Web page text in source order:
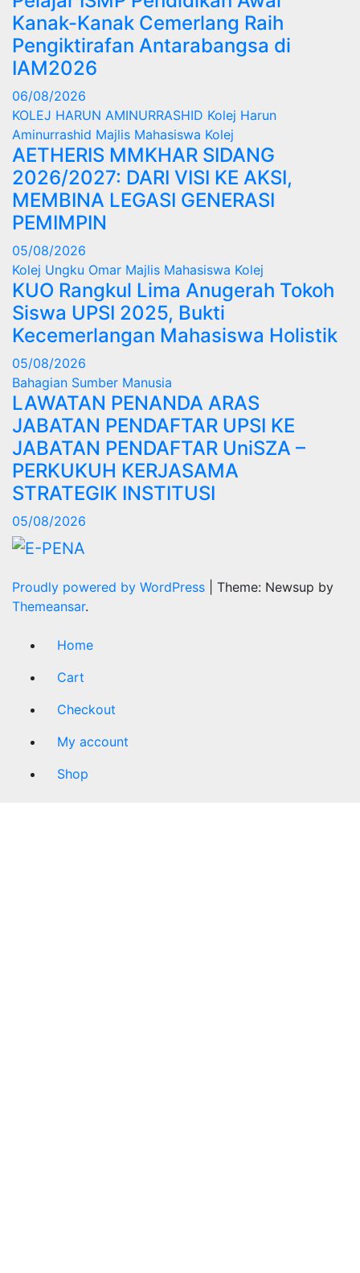
Kanak-Kanak Cemerlang Raih
Pengiktirafan Antarabangsa di
IAM2026
06/08/2026
KOLEJ HARUN AMINURRASHID Kolej Harun
Aminurrashid Majlis Mahasiswa Kolej
AETHERIS MMKHAR SIDANG
2026/2027: DARI VISI KE AKSI,
MEMBINA LEGASI GENERASI
PEMIMPIN
05/08/2026
Kolej Ungku Omar Majlis Mahasiswa Kolej
KUO Rangkul Lima Anugerah Tokoh
Siswa UPSI 2025, Bukti
Kecemerlangan Mahasiswa Holistik
05/08/2026
Bahagian Sumber Manusia
LAWATAN PENANDA ARAS
JABATAN PENDAFTAR UPSI KE
JABATAN PENDAFTAR UniSZA –
PERKUKUH KERJASAMA
STRATEGIK INSTITUSI
05/08/2026
Proudly powered by WordPress
Theme: Newsup by
Themeansar.
Home
Cart
Checkout
My account
Shop